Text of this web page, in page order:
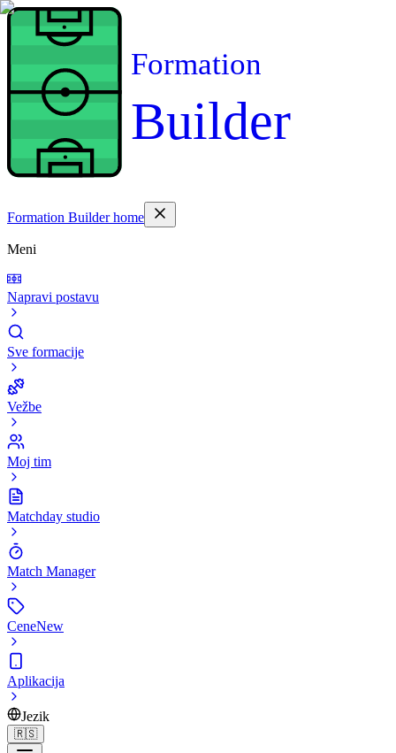
Formation
Builder
Formation Builder home
Meni
Napravi postavu
Sve formacije
Vežbe
Moj tim
Matchday studio
Match Manager
CeneNew
Aplikacija
Jezik
🇷🇸